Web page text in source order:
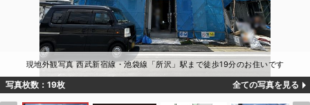
現地外観写真 西武新宿線・池袋線「所沢」駅まで徒歩19分のお住いです
写真枚数：19枚 全ての写真を見る